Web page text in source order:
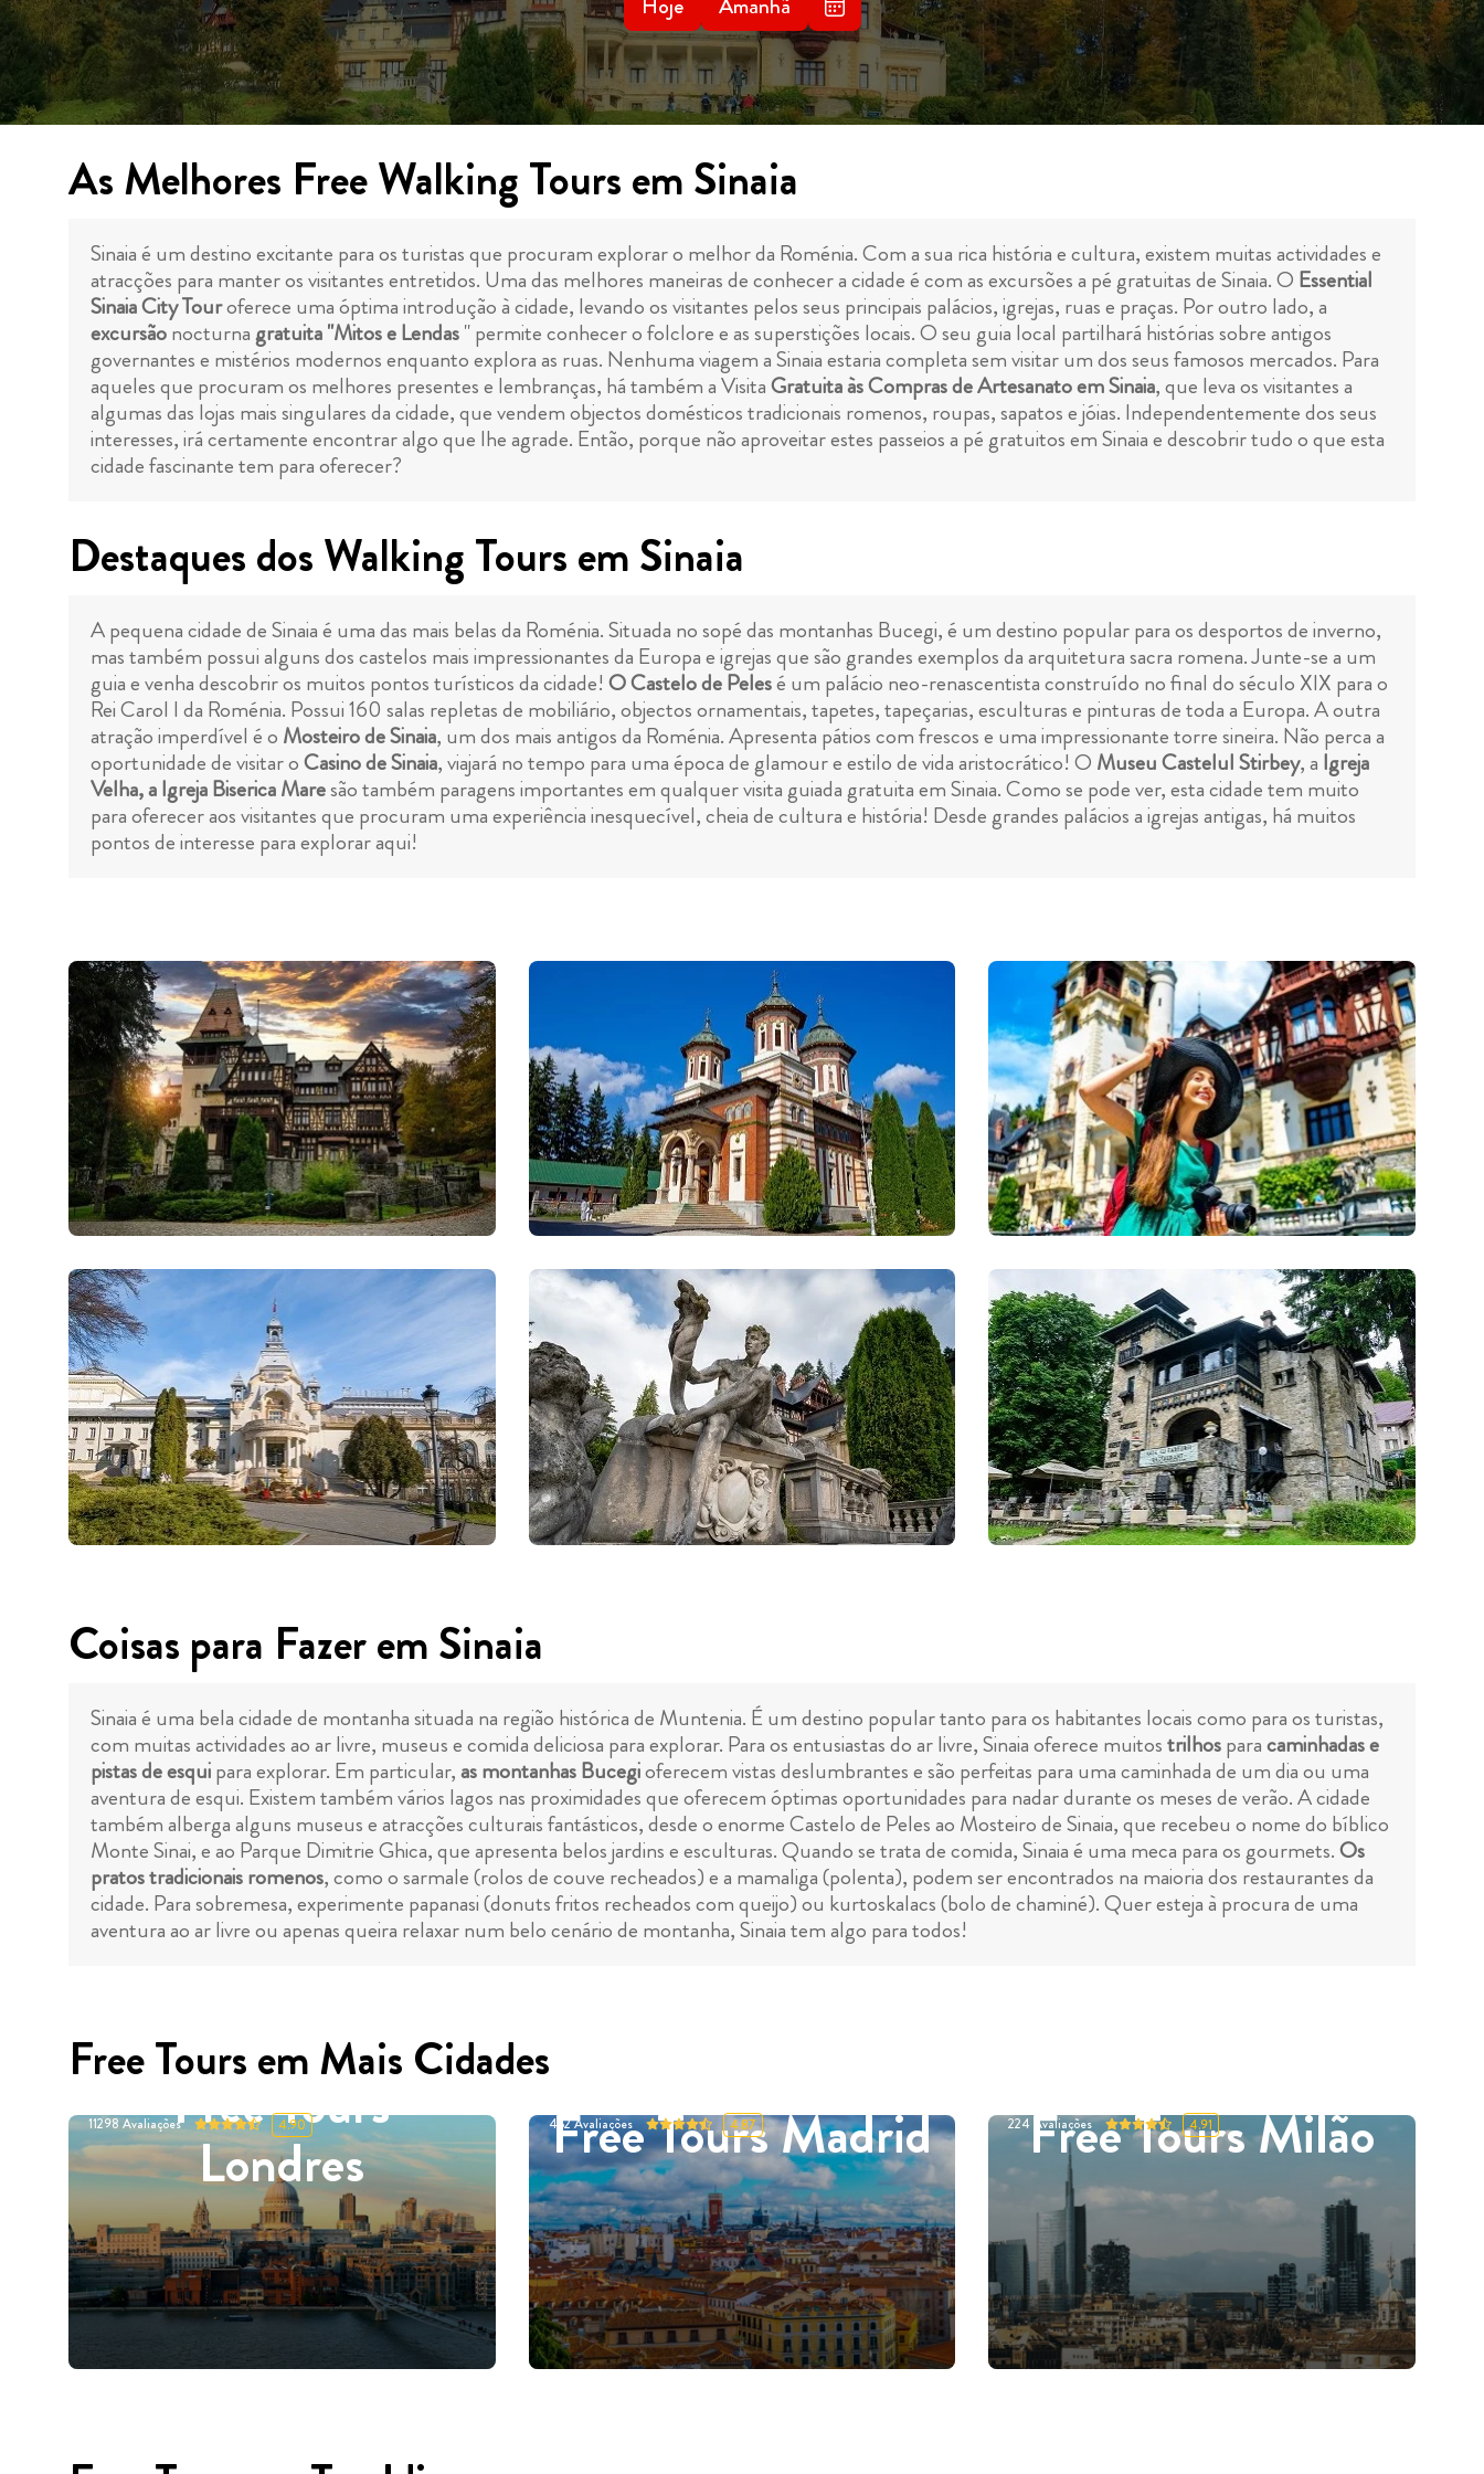
As Melhores Free Walking Tours em Sinaia
Sinaia é um destino excitante para os turistas que procuram explorar o melhor da Roménia. Com a sua rica história e cultura, existem muitas actividades e
atracções para manter os visitantes entretidos. Uma das melhores maneiras de conhecer a cidade é com as excursões a pé gratuitas de Sinaia. O Essential
Sinaia City Touroferece uma óptima introdução à cidade, levando os visitantes pelos seus principais palácios, igrejas, ruas e praças. Por outro lado, a
excursãonocturnagratuita "Mitos e Lendas" permite conhecer o folclore e as superstições locais. O seu guia local partilhará histórias sobre antigos
governantes e mistérios modernos enquanto explora as ruas. Nenhuma viagem a Sinaia estaria completa sem visitar um dos seus famosos mercados. Para
aqueles que procuram os melhores presentes e lembranças, há também a VisitaGratuita às Compras de Artesanato em Sinaia, que leva os visitantes a
algumas das lojas mais singulares da cidade, que vendem objectos domésticos tradicionais romenos, roupas, sapatos e jóias. Independentemente dos seus
interesses, irá certamente encontrar algo que lhe agrade. Então, porque não aproveitar estes passeios a pé gratuitos em Sinaia e descobrir tudo o que esta
cidade fascinante tem para oferecer?
Destaques dos Walking Tours em Sinaia
A pequena cidade de Sinaia é uma das mais belas da Roménia. Situada no sopé das montanhas Bucegi, é um destino popular para os desportos de inverno,
mas também possui alguns dos castelos mais impressionantes da Europa e igrejas que são grandes exemplos da arquitetura sacra romena. Junte-se a um
guia e venha descobrir os muitos pontos turísticos da cidade! O Castelo de Pelesé um palácio neo-renascentista construído no final do século XIX para o
Rei Carol I da Roménia. Possui 160 salas repletas de mobiliário, objectos ornamentais, tapetes, tapeçarias, esculturas e pinturas de toda a Europa. A outra
atração imperdível é o Mosteiro de Sinaia, um dos mais antigos da Roménia. Apresenta pátios com frescos e uma impressionante torre sineira. Não perca a
oportunidade de visitar oCasino de Sinaia, viajará no tempo para uma época de glamour e estilo de vida aristocrático! O Museu Castelul Stirbey, a Igreja
Velha, a Igreja Biserica Maresão também paragens importantes em qualquer visita guiada gratuita em Sinaia. Como se pode ver, esta cidade tem muito
para oferecer aos visitantes que procuram uma experiência inesquecível, cheia de cultura e história! Desde grandes palácios a igrejas antigas, há muitos
pontos de interesse para explorar aqui!
Coisas para Fazer em Sinaia
Sinaia é uma bela cidade de montanha situada na região histórica de Muntenia. É um destino popular tanto para os habitantes locais como para os turistas,
com muitas actividades ao ar livre, museus e comida deliciosa para explorar. Para os entusiastas do ar livre, Sinaia oferece muitostrilhosparacaminhadas e
pistas de esquipara explorar. Em particular,as montanhas Bucegioferecem vistas deslumbrantes e são perfeitas para uma caminhada de um dia ou uma
aventura de esqui. Existem também vários lagos nas proximidades que oferecem óptimas oportunidades para nadar durante os meses de verão. A cidade
também alberga alguns museus e atracções culturais fantásticos, desde o enorme Castelo de Peles ao Mosteiro de Sinaia, que recebeu o nome do bíblico
Monte Sinai, e ao Parque Dimitrie Ghica, que apresenta belos jardins e esculturas. Quando se trata de comida, Sinaia é uma meca para os gourmets.Os
pratos tradicionais romenos, como o sarmale (rolos de couve recheados) e a mamaliga (polenta), podem ser encontrados na maioria dos restaurantes da
cidade. Para sobremesa, experimente papanasi (donuts fritos recheados com queijo) ou kurtoskalacs (bolo de chaminé). Quer esteja à procura de uma
aventura ao ar livre ou apenas queira relaxar num belo cenário de montanha, Sinaia tem algo para todos!
Free Tours em Mais Cidades
Free Tours
Londres
11298 Avaliações 4.90 Free Tours Madrid
452Avaliações 4.87 Free Tours Milão
224 Avaliações 4.91